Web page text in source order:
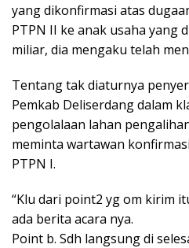
yang dikonfirmasi atas
PTPN II ke anak usaha yang
miliar, dia mengaku telah
Tentang tak diaturnya
Pemkab Deliserdang dalam
pengolalaan lahan
meminta wartawan
PTPN I.
“Klu dari point2 yg om kirim
ada berita acara nya.
Point b. Sdh langsung di